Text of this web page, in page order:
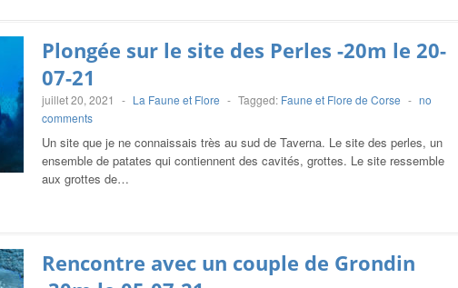
Plongée sur le site des Perles -20m le 20-
07-21
juillet 20, 2021 - La Faune et Flore - Tagged: Faune et Flore de Corse - no
comments
Un site que je ne connaissais très au sud de Taverna. Le site des perles, un
ensemble de patates qui contiennent des cavités, grottes. Le site ressemble
aux grottes de…
Rencontre avec un couple de Grondin